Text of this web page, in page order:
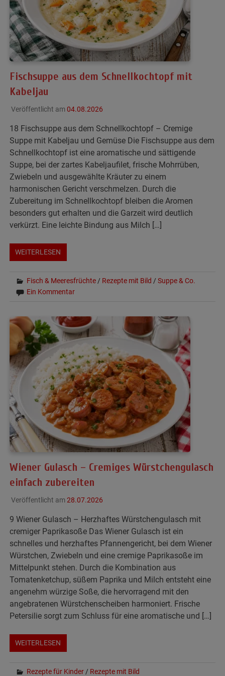
Fischsuppe aus dem Schnellkochtopf mit
Kabeljau
Veröffentlicht am 04.08.2026
18 Fischsuppe aus dem Schnellkochtopf – Cremige
Suppe mit Kabeljau und Gemüse Die Fischsuppe aus dem
Schnellkochtopf ist eine aromatische und sättigende
Suppe, bei der zartes Kabeljaufilet, frische Mohrrüben,
Zwiebeln und ausgewählte Kräuter zu einem
harmonischen Gericht verschmelzen. Durch die
Zubereitung im Schnellkochtopf bleiben die Aromen
besonders gut erhalten und die Garzeit wird deutlich
verkürzt. Eine leichte Bindung aus Milch […]
WEITERLESEN
Fisch & Meeresfrüchte / Rezepte mit Bild /Suppe & Co.
Ein Kommentar
Wiener Gulasch – Cremiges Würstchengulasch
einfach zubereiten
Veröffentlicht am 28.07.2026
9 Wiener Gulasch – Herzhaftes Würstchengulasch mit
cremiger Paprikasoße Das Wiener Gulasch ist ein
schnelles und herzhaftes Pfannengericht, bei dem Wiener
Würstchen, Zwiebeln und eine cremige Paprikasoße im
Mittelpunkt stehen. Durch die Kombination aus
Tomatenketchup, süßem Paprika und Milch entsteht eine
angenehm würzige Soße, die hervorragend mit den
angebratenen Würstchenscheiben harmoniert. Frische
Petersilie sorgt zum Schluss für eine aromatische und […]
WEITERLESEN
Rezepte für Kinder / Rezepte mit Bild